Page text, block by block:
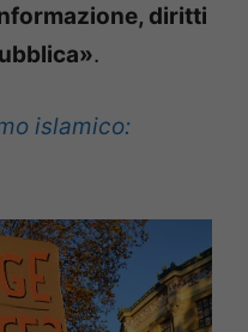
diritti
.
islamico: